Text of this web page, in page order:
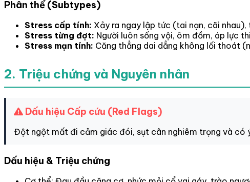
Phân thể (Subtypes)
Stress cấp tính: Xảy ra ngay lập tức (tai nạn, cãi nhau),
Stress từng đợt: Người luôn sống vội, ôm đồm, áp lực
Stress mạn tính: Căng thẳng dai dẳng không lối thoát
2. Triệu chứng và Nguyên nhân
Dấu hiệu Cấp cứu (Red Flags)
Đột ngột mất đi cảm giác đói, sụt cân nghiêm trọng và có
Dấu hiệu & Triệu chứng